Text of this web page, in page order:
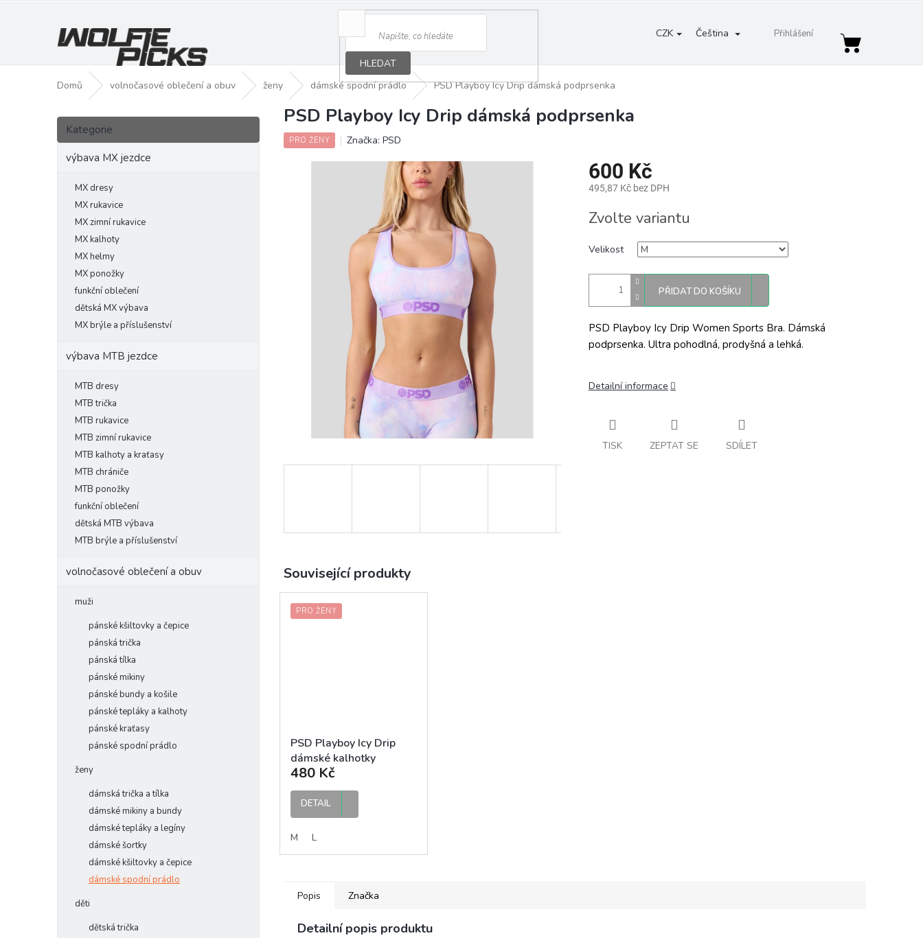
CZK Čeština Přihlášení
HLEDAT
Nákupní
Domů volnočasové oblečení a obuv ženy dámské spodní prádlo PSD Playboy Icy Drip dámská podprsenka
P
s
Přeskočit
kategorie
Kategorie
výbava MX jezdce
MX dresy
MX rukavice
MX zimní rukavice
MX kalhoty
MX helmy
MX ponožky
funkční oblečení
dětská MX výbava
MX brýle a příslušenství
výbava MTB jezdce
MTB dresy
MTB trička
MTB rukavice
MTB zimní rukavice
MTB kalhoty a kraťasy
MTB chrániče
MTB ponožky
funkční oblečení
dětská MTB výbava
MTB brýle a příslušenství
volnočasové oblečení a obuv
muži
pánské kšiltovky a čepice
pánská trička
pánská tílka
pánské mikiny
pánské bundy a košile
pánské tepláky a kalhoty
pánské kraťasy
pánské spodní prádlo
ženy
dámská trička a tílka
dámské mikiny a bundy
dámské tepláky a legíny
dámské šortky
dámské kšiltovky a čepice
dámské spodní prádlo
děti
dětská trička
PSD Playboy Icy Drip dámská podprsenka
PRO ŽENY Značka: PSD
600 Kč
495,87 Kč bez DPH
cena:
Zvolte variantu
Velikost
PŘIDAT DO KOŠÍKU
PSD Playboy Icy Drip Women Sports Bra. Dámská
podprsenka. Ultra pohodlná, prodyšná a lehká.
Detailní informace
TISK ZEPTAT SE SDÍLET
Související produkty
PRO ŽENY
PSD Playboy Icy Drip
dámské kalhotky
480 Kč
DETAIL
M L
Popis Značka
Detailní popis produktu